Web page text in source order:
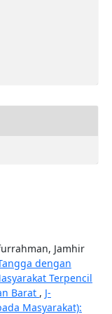
Jamhir
dengan
Terpencil
Barat , J-
Masyarakat):